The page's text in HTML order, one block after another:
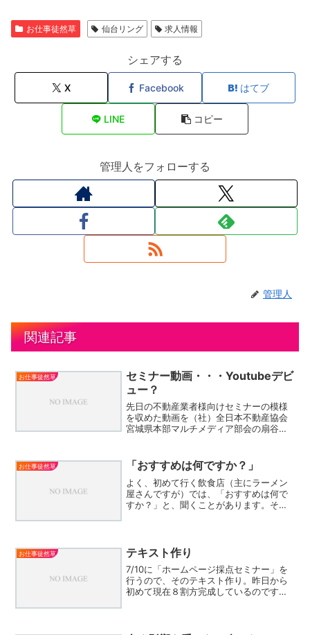
お仕事徒然草 仙台リング 求人情報
シェアする
X Facebook はてブ
LINE コピー
管理人をフォローする
管理人
関連記事
お仕事徒然草
セミナー動画・・・Youtubeデビ
ュー？
先日の不動産業者様向けセミナーの模様
を収めた動画を（社）全日本不動産協会
宮城県本部マルチメディア部会の扇谷様
常自分が講師として行うセミナーは、約
３時間なのですが今...
お仕事徒然草 「おすすめは何ですか？」
よく、初めて行く飲食店（主にラーメン
屋さんですが）では、「おすすめは何で
すか？」と、聞くことがあります。その
めですよ」という返事を聞く...
お仕事徒然草 テキスト作り
7/10に「ホームページ採点セミナー」を
行うので、そのテキスト作り。昨日から
初めて現在８割方完成しているのです